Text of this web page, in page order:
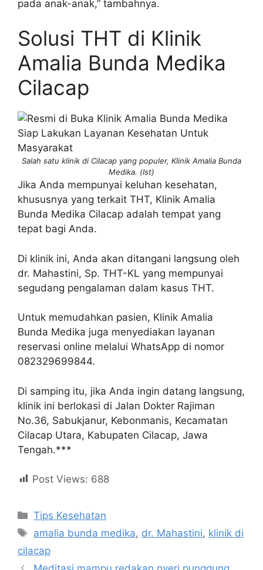
pada anak-anak,” tambahnya.
Solusi THT di Klinik
Amalia Bunda Medika
Cilacap
Salah satu klinik di Cilacap yang populer, Klinik Amalia Bunda
Medika. (Ist)
Jika Anda mempunyai keluhan kesehatan,
khususnya yang terkait THT, Klinik Amalia
Bunda Medika Cilacap adalah tempat yang
tepat bagi Anda.
Di klinik ini, Anda akan ditangani langsung oleh
dr. Mahastini, Sp. THT-KL yang mempunyai
segudang pengalaman dalam kasus THT.
Untuk memudahkan pasien, Klinik Amalia
Bunda Medika juga menyediakan layanan
reservasi online melalui WhatsApp di nomor
082329699844.
Di samping itu, jika Anda ingin datang langsung,
klinik ini berlokasi di Jalan Dokter Rajiman
No.36, Sabukjanur, Kebonmanis, Kecamatan
Cilacap Utara, Kabupaten Cilacap, Jawa
Tengah.***
Post Views: 688
Tips Kesehatan
amalia bunda medika, dr. Mahastini, klinik di
cilacap